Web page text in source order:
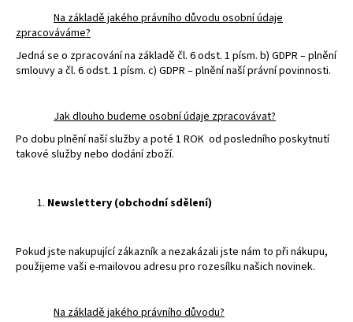
Na základě jakého právního důvodu osobní údaje
zpracováváme?
Jedná se o zpracování na základě čl. 6 odst. 1 písm. b) GDPR – plnění
smlouvy a čl. 6 odst. 1 písm. c) GDPR – plnění naší právní povinnosti.
Jak dlouho budeme osobní údaje zpracovávat?
Po dobu plnění naší služby a poté 1 ROK od posledního poskytnutí
takové služby nebo dodání zboží.
Newslettery (obchodní sdělení)
Pokud jste nakupující zákazník a nezakázali jste nám to při nákupu,
použijeme vaši e-mailovou adresu pro rozesílku našich novinek.
Na základě jakého právního důvodu?